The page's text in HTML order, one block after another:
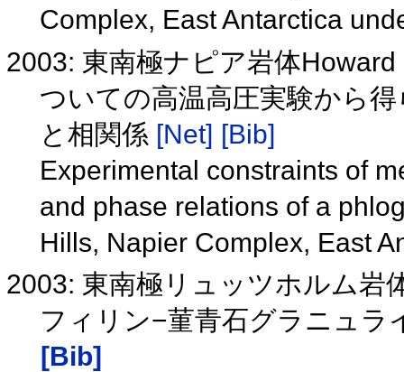
Complex, East Antarctica
2003: 東南極ナピア岩体
ついての高温高圧実験から
と相関係 [Net] [Bib]
Experimental constraints of
and phase relations of a
Hills, Napier Complex, East
2003: 東南極リュッツホルム岩
フィリン−菫青石グラニュ
[Bib]